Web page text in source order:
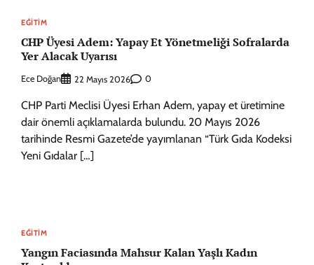
EĞITIM
CHP Üyesi Adem: Yapay Et Yönetmeliği Sofralarda
Yer Alacak Uyarısı
Ece Doğan 22 Mayıs 2026 0
CHP Parti Meclisi Üyesi Erhan Adem, yapay et üretimine
dair önemli açıklamalarda bulundu. 20 Mayıs 2026
tarihinde Resmi Gazete’de yayımlanan “Türk Gıda Kodeksi
Yeni Gıdalar […]
EĞITIM
Yangın Faciasında Mahsur Kalan Yaşlı Kadın